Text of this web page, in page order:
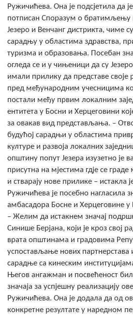
Ружичићева. Она је подсјетила да
потписан Споразум о братимљењу
Језеро и Венчанг дистрикта, чиме
сарадњу у областима здравства,
туризма и образовања. Посебан
огледа се и у чињеници да су
имали прилику да представе своје
пред међународним учесницима
постали међу првим локалним
ентитета у Босни и Херцеговини
за овакав вид представљања. –
будућој сарадњи у областима
културе и развоја локалних
општину попут Језера изузетно је
присутна на мјестима гд‌је се
и стварају нове прилике – истакла
Ружичићева је посебно нагласила
амбасадора Босне и Херцеговине
– Желим да истакнем значај
Синише Берјана, који је кроз свој
врата општинама и градовима
успостављање нових
сарадње са кинеским
Његов ангажман и посвећеност
значаја за успјешну реализацију
Ружичићева. Она је додала да од
конкретне резултате у наредном